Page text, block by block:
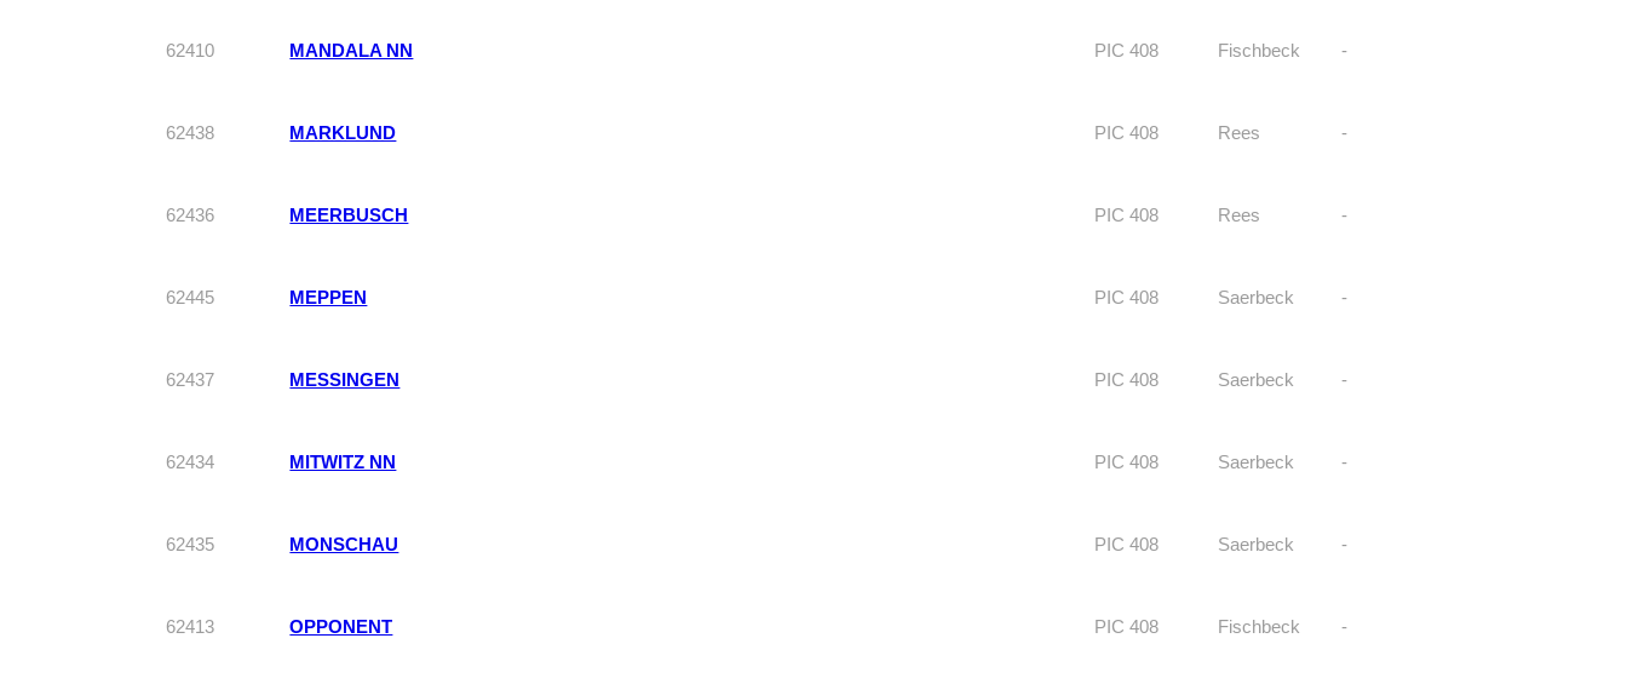
62410 MANDALA NN PIC 408 Fischbeck -
62438 MARKLUND PIC 408 Rees -
62436 MEERBUSCH PIC 408 Rees -
62445 MEPPEN PIC 408 Saerbeck -
62437 MESSINGEN PIC 408 Saerbeck -
62434 MITWITZ NN PIC 408 Saerbeck -
62435 MONSCHAU PIC 408 Saerbeck -
62413 OPPONENT PIC 408 Fischbeck -